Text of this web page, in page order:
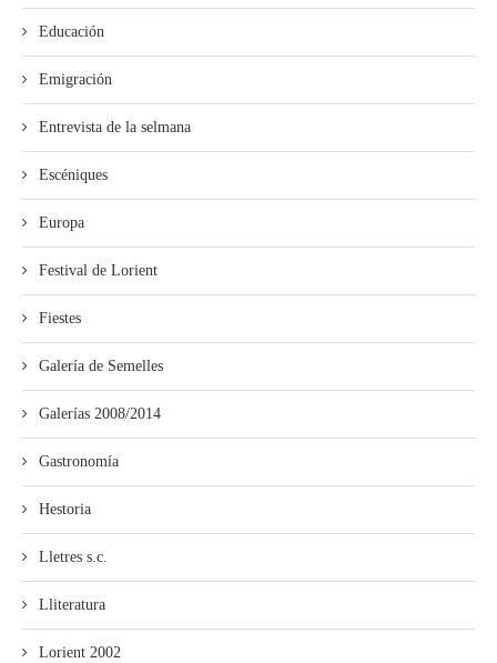
Educación
Emigración
Entrevista de la selmana
Escéniques
Europa
Festival de Lorient
Fiestes
Galería de Semelles
Galerías 2008/2014
Gastronomía
Hestoria
Lletres s.c.
Lliteratura
Lorient 2002